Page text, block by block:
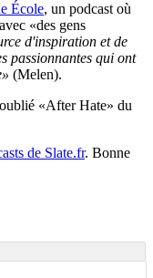
École, un podcast où
«des gens
d'inspiration et de
passionnantes qui ont
(Melen).
«After Hate» du
de Slate.fr. Bonne